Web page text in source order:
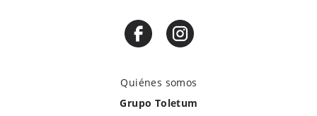
Quiénes somos
Grupo Toletum